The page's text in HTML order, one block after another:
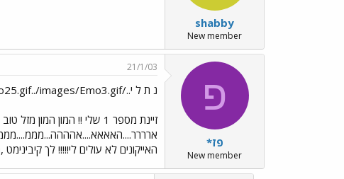
shabby
New member
פ
פז*
New member
21/1/03
נ ת ל י../images/Emo151.gif../images/Emo24.gif../images/Emo25.gif../images/Emo3.gif|מזלט
זיינת מספר 1 שלי !! המון
האייקונים לא עולים לי!!!!! לך קיבינימט